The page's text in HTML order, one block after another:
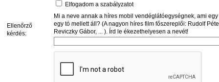
Szabályzat - V. Turistautak
1. Melléklet - Felhasználási feltételek
2. Melléklet - Adatvédelmi tájékoztató
4. Melléklet - Természetvédelem
Elfogadom a szabályzatot
Ellenőrző
kérdés:
Mi a neve annak a híres mobil vendéglátóegységnek, ami
egy tó mellett áll? (A nagyon híres film főszereplői: Rudolf
Reviczky Gábor, ... ). Írd le ékezethelyesen a nevét!